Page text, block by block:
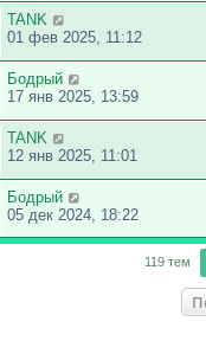
TANK
01 фев 2025, 11:12
Бодрый
17 янв 2025, 13:59
TANK
12 янв 2025, 11:01
Бодрый
05 дек 2024, 18:22
119 тем